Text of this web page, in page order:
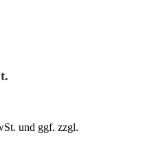
und ggf. zzgl.